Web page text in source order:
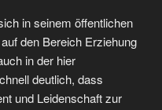
in seinem öffentlichen
den Bereich Erziehung
in der hier
deutlich, dass
und Leidenschaft zur